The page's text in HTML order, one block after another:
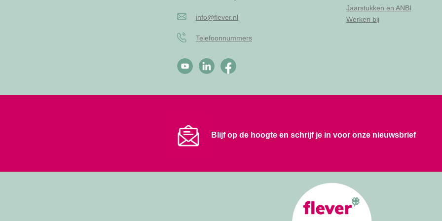
info@flever.nl
Telefoonnummers
Jaarstukken en ANBI
Werken bij
Blijf op de hoogte en schrijf je in voor onze nieuwsbrief